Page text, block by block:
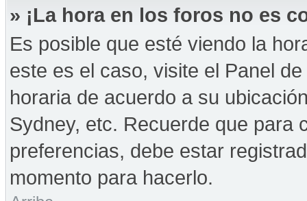
» ¡La hora en los foros no es
Es posible que esté viendo la
este es el caso, visite el Panel
horaria de acuerdo a su
Sydney, etc. Recuerde que para
preferencias, debe estar
momento para hacerlo.